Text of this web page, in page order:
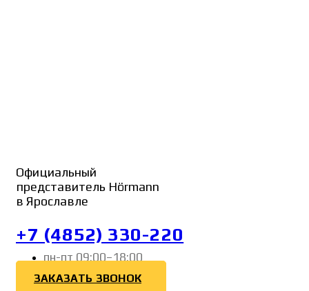
Официальный
представитель Hörmann
в Ярославле
+7 (4852) 330-220
пн-пт 09:00–18:00
ЗАКАЗАТЬ ЗВОНОК